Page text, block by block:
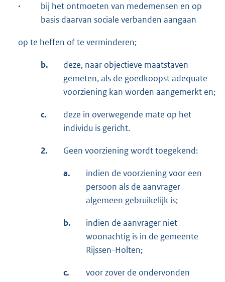
·
bij het ontmoeten van medemensen en op
basis daarvan sociale verbanden aangaan
op te heffen of te verminderen;
b.
deze, naar objectieve maatstaven
gemeten, als de goedkoopst adequate
voorziening kan worden aangemerkt en;
c.
deze in overwegende mate op het
individu is gericht.
2. Geen voorziening wordt toegekend:
a.
indien de voorziening voor een
persoon als de aanvrager
algemeen gebruikelijk is;
b.
indien de aanvrager niet
woonachtig is in de gemeente
Rijssen-Holten;
c.
voor zover de ondervonden